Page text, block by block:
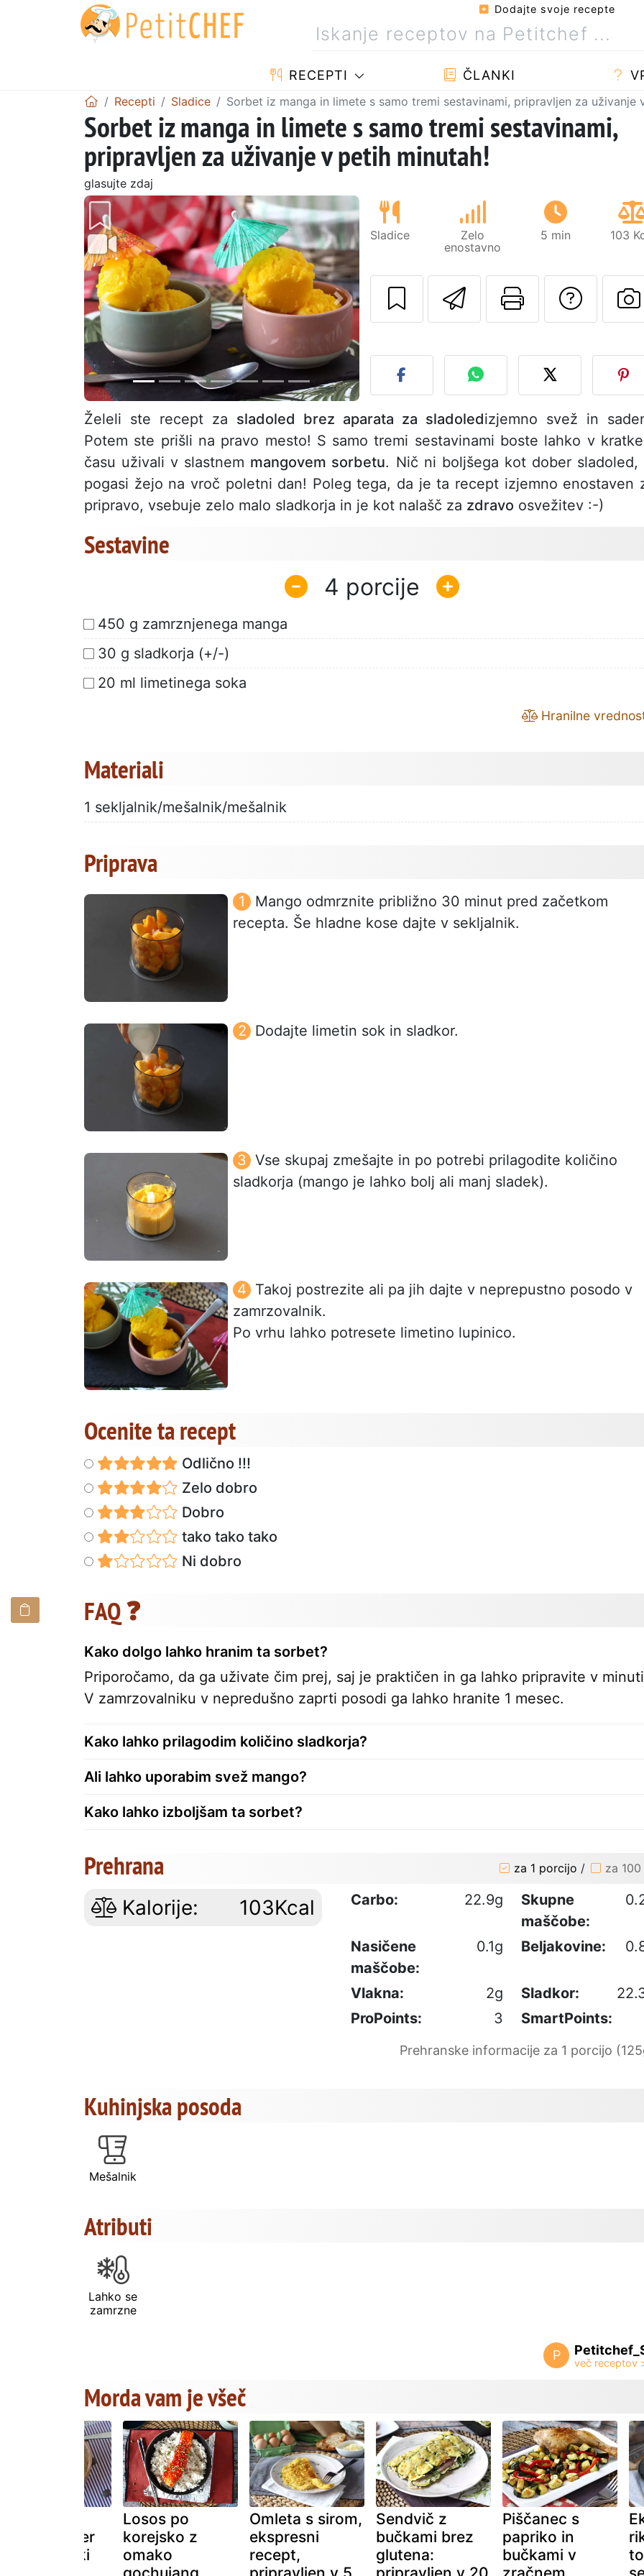
Dodajte svoje recepte
RECEPTI ČLANKI
Recepti Sladice Sorbet iz manga in limete s samo tremi sestavinami, pripravljen za uživanje
Sorbet iz manga in limete s samo tremi sestavinami,
pripravljen za uživanje v petih minutah!
glasujte zdaj
Prejšnji Naslednji
Sladice
Zelo
enostavno
5 min 103
Pošlji taNatisni to
Želeli ste recept za sladoled brez aparata za sladoledizjemno svež in
Potem ste prišli na pravo mesto! S samo tremi sestavinami boste lahko v
času uživali v slastnem mangovem sorbetu. Nič ni boljšega kot dober sladoled,
pogasi žejo na vroč poletni dan! Poleg tega, da je ta recept izjemno enostaven
pripravo, vsebuje zelo malo sladkorja in je kot nalašč za zdravo osvežitev :-)
Sestavine
4
450 g zamrznjenega manga
30 g sladkorja (+/-)
20 ml limetinega soka
Hranilne
Materiali
1 sekljalnik/mešalnik/mešalnik
Priprava
Mango odmrznite približno 30 minut pred začetkom
recepta. Še hladne kose dajte v sekljalnik.
Dodajte limetin sok in sladkor.
Vse skupaj zmešajte in po potrebi prilagodite količino
sladkorja (mango je lahko bolj ali manj sladek).
Takoj postrezite ali pa jih dajte v neprepustno posodo v
zamrzovalnik.
Po vrhu lahko potresete limetino lupinico.
Ocenite ta recept
Odlično !!!
Zelo dobro
Dobro
tako tako tako
Ni dobro
FAQ ❓
Kako dolgo lahko hranim ta sorbet?
Priporočamo, da ga uživate čim prej, saj je praktičen in ga lahko pripravite v
V zamrzovalniku v nepredušno zaprti posodi ga lahko hranite 1 mesec.
Kako lahko prilagodim količino sladkorja?
Ali lahko uporabim svež mango?
Kako lahko izboljšam ta sorbet?
Prehrana za 1 porcijo / za 100
Kalorije: 103Kcal Carbo: 22.9g
Skupne
maščobe:
Nasičene
maščobe:
0.1g Beljakovine:
Vlakna: 2g Sladkor:
ProPoints:
3 SmartPoints:
Prehranske informacije za 1 porcijo
Kuhinjska posoda
Mešalnik
Atributi
Lahko se
zamrzne
P
Morda vam je všeč
super
Losos po
korejsko z
omako
Omleta s sirom,
ekspresni
recept,
Sendvič z
bučkami brez
glutena:
Piščanec s
papriko in
bučkami v